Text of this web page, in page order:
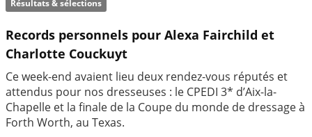
Résultats & sélections
Records personnels pour Alexa Fairchild et
Charlotte Couckuyt
Ce week-end avaient lieu deux rendez-vous réputés et
attendus pour nos dresseuses : le CPEDI 3* d’Aix-la-
Chapelle et la finale de la Coupe du monde de dressage à
Forth Worth, au Texas.